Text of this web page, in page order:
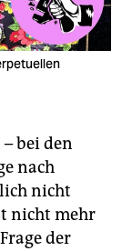
bei den
nach
nicht
nicht mehr
der